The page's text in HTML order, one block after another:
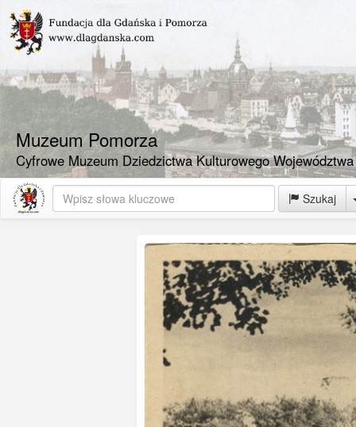
Muzeum Pomorza
Cyfrowe Muzeum Dziedzictwa Kulturowego
Szukaj